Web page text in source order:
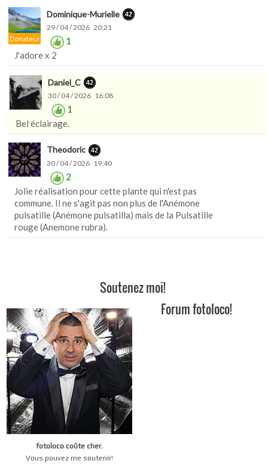
Donateur
Dominique-Murielle
29 / 04 / 2026 20:21
1
J'adore x 2
Daniel_C
30 / 04 / 2026 16:08
1
Bel éclairage.
Theodoric
30 / 04 / 2026 19:40
2
Jolie réalisation pour cette plante qui n'est pas
commune. Il ne s'agit pas non plus de l'Anémone
pulsatille (Anémone pulsatilla) mais de la Pulsatille
rouge (Anemone rubra).
Soutenez moi!
fotoloco coûte cher.
Vous pouvez me soutenir!
Forum fotoloco!